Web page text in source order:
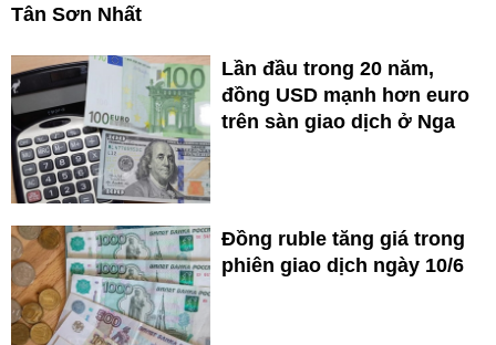
Tân Sơn Nhất
Lần đầu trong 20 năm,
đồng USD mạnh hơn euro
trên sàn giao dịch ở Nga
Đồng ruble tăng giá trong
phiên giao dịch ngày 10/6